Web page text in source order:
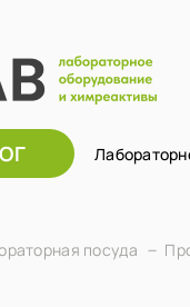
посуда